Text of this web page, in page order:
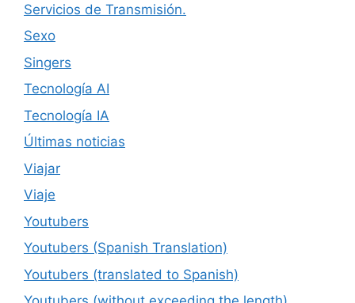
Servicios de Transmisión.
Sexo
Singers
Tecnología AI
Tecnología IA
Últimas noticias
Viajar
Viaje
Youtubers
Youtubers (Spanish Translation)
Youtubers (translated to Spanish)